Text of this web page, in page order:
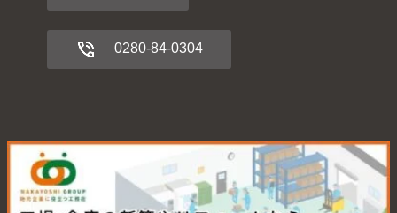
0280-84-0304